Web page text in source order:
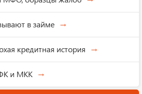
в займе
кредитная история
и МКК